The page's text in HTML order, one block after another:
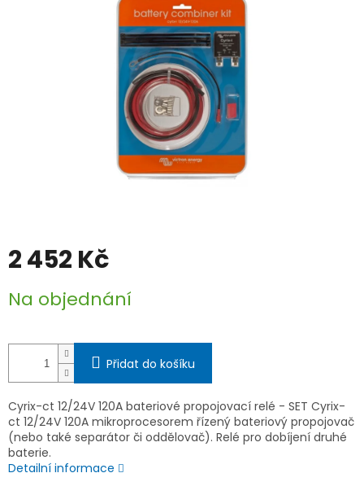
2 452 Kč
cena:
Na objednání
Přidat do košíku
Cyrix-ct 12/24V 120A bateriové propojovací relé - SET Cyrix-
ct 12/24V 120A mikroprocesorem řízený bateriový propojovač
(nebo také separátor či oddělovač). Relé pro dobíjení druhé
baterie.
Detailní informace